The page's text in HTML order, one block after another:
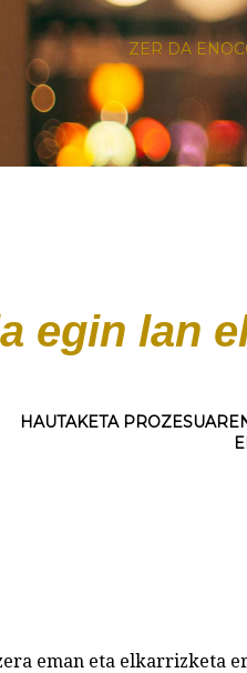
ZER DA
egin lan
HAUTAKETA
eman eta elkarrizketa